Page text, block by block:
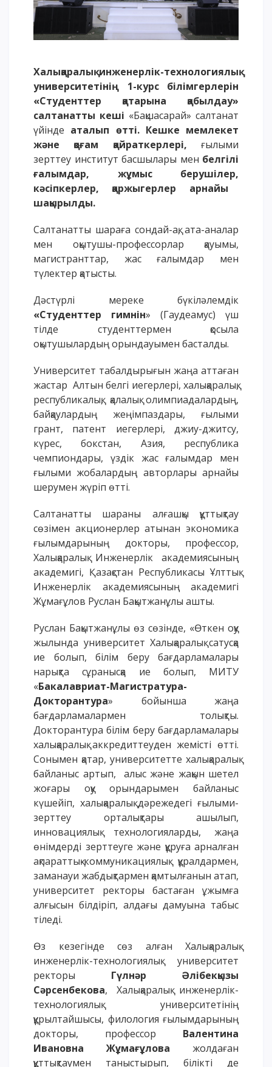
Үндеу сөздері
АССА халықаралық бағдарламасы
Кампусқа саяхат
International studying
METU Courses
БІЛІМ БЕРУ БАҒДАРЛАМАЛАРЫ
Колледж
Екінші жоғары білім
Қашықтықтан оқыту технологиялары
Халықаралық инженерлік-технологиялық
университетінің 1-курс білімгерлерін
«Студенттер қатарына қабылдау»
салтанатты кеші «Бақшасарай» салтанат
үйінде аталып өтті. Кешке мемлекет
және қоғам қайраткерлері, ғылыми
зерттеу институт басшылары мен белгілі
ғалымдар, жұмыс берушілер,
кәсіпкерлер, қаржыгерлер арнайы
шақырылды.
Салтанатты шараға сондай-ақ, ата-аналар
мен оқытушы-профессорлар қауымы,
магистранттар, жас ғалымдар мен
түлектер қатысты.
Дәстүрлі мереке бүкіләлемдік
«Студенттер гимнін» (Гаудеамус) үш
тілде студенттермен қосыла
оқытушылардың орындауымен басталды.
Университет табалдырығын жаңа аттаған
жастар Алтын белгі иегерлері, халықаралық,
республикалық, қалалық олимпиадалардың,
байқаулардың жеңімпаздары, ғылыми
грант, патент иегерлері, джиу-джитсу,
күрес, бокстан, Азия, республика
чемпиондары, үздік жас ғалымдар мен
ғылыми жобалардың авторлары арнайы
шерумен жүріп өтті.
Салтанатты шараны алғашқы құттықтау
сөзімен акционерлер атынан экономика
ғылымдарының докторы, профессор,
Халықаралық Инженерлік академиясының
академигі, Қазақстан Республикасы Ұлттық
Инженерлік академиясының академигі
Жұмағұлов Руслан Бақытжанұлы ашты.
Руслан Бақытжанұлы өз сөзінде, «Өткен оқу
жылында университет Халықаралық сатусқа
ие болып, білім беру бағдарламалары
нарықта сұранысқа ие болып, МИТУ
«Бакалавриат-Магистратура-
Докторантура» бойынша жаңа
бағдарламалармен толықты.
Докторантура білім беру бағдарламалары
халықаралық аккредиттеуден жемісті өтті.
Сонымен қатар, университетте халықаралық
байланыс артып, алыс және жақын шетел
жоғары оқу орындарымен байланыс
күшейіп, халықаралық дәрежедегі ғылыми-
зерттеу орталықтары ашылып,
инновациялық технологияларды, жаңа
өнімдерді зерттеуге және құруға арналған
ақпараттық-коммуникациялық құралдармен,
заманауи жабдықтармен қамтылғанын атап,
университет ректоры бастаған ұжымға
алғысын білдіріп, алдағы дамуына табыс
тіледі.
Өз кезегінде сөз алған Халықаралық
инженерлік-технологиялық университет
ректоры Гүлнәр Әлібекқызы
Сәрсенбекова, Халықаралық инженерлік-
технологиялық университетінің
құрылтайшысы, филология ғылымдарының
докторы, профессор Валентина
Ивановна Жұмағұлова жолдаған
құттықтаумен таныстырып, білікті де